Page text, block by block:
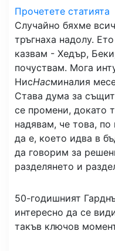
Прочетете статията
Случайно бяхме
тръгнаха надолу.
казвам - Хедър,
почуствам. Мога
НисНасминалия
Става дума за
се промени, докато
надявам, че това, по
да е, което идва в
да говорим за
разделянето и
50-годишният
интересно да се
такъв ключов